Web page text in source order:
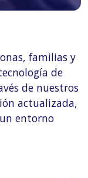
familias y
de
de nuestros
actualizada,
entorno